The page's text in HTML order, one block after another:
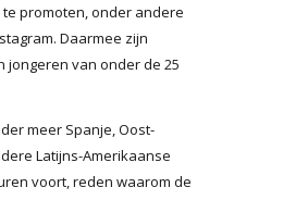
promoten, onder andere
Daarmee zijn
van onder de 25
meer Spanje, Oost-
Latijns-Amerikaanse
voort, reden waarom de